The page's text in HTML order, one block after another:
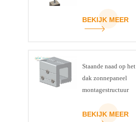
BEKIJK MEER
Staande naad op het
dak zonnepaneel
montagestructuur
BEKIJK MEER